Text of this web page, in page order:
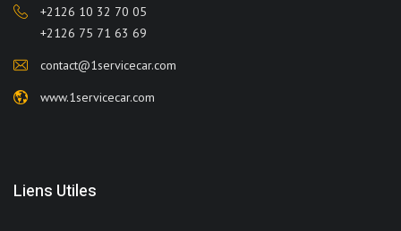
+2126 10 32 70 05
+2126 75 71 63 69
contact@1servicecar.com
www.1servicecar.com
Liens Utiles